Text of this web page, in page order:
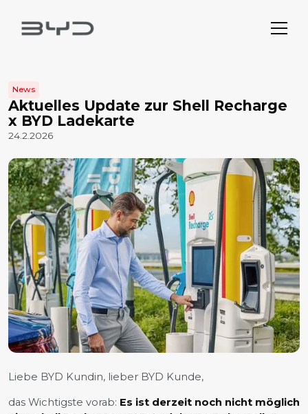
News
Aktuelles Update zur Shell Recharge
x BYD Ladekarte
24.2.2026
Liebe BYD Kundin, lieber BYD Kunde,
das Wichtigste vorab: Es ist derzeit noch nicht möglich